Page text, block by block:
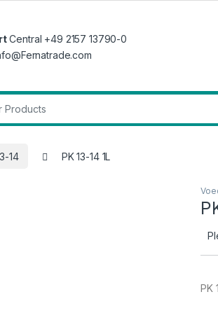
Central +49 2157 13790-0
14 PK 13-14 1L
PK